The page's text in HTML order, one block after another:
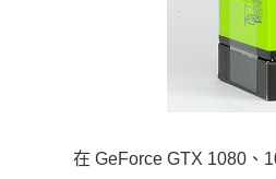
在 GeForce GTX 1080、